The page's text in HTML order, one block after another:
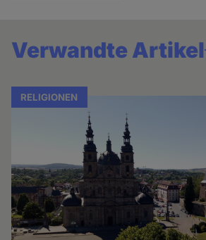
Verwandte Artikel
RELIGIONEN